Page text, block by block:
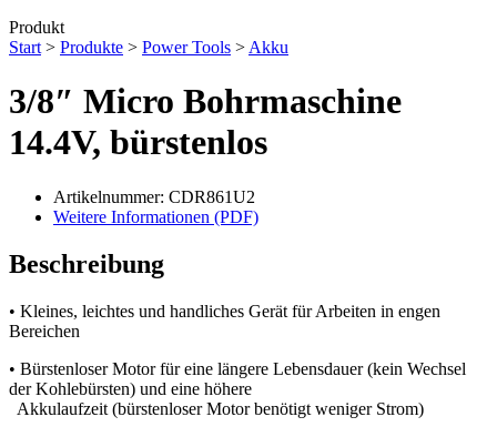
Produkt
Start > Produkte > Power Tools > Akku
3/8″ Micro Bohrmaschine
14.4V, bürstenlos
Artikelnummer: CDR861U2
Weitere Informationen (PDF)
Beschreibung
• Kleines, leichtes und handliches Gerät für Arbeiten in engen
Bereichen
• Bürstenloser Motor für eine längere Lebensdauer (kein Wechsel
der Kohlebürsten) und eine höhere
Akkulaufzeit (bürstenloser Motor benötigt weniger Strom)